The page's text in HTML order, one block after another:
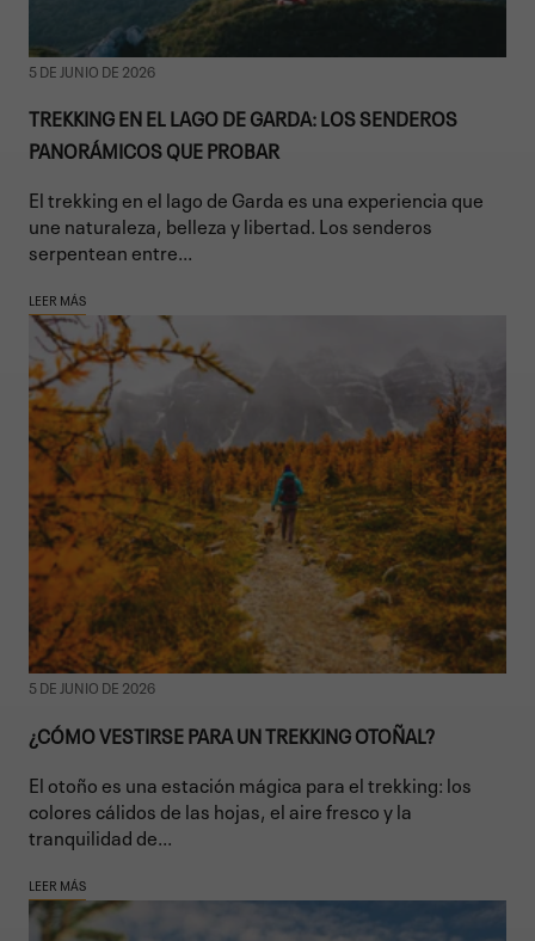
5 DE JUNIO DE 2026
TREKKING EN EL LAGO DE GARDA: LOS SENDEROS
PANORÁMICOS QUE PROBAR
El trekking en el lago de Garda es una experiencia que
une naturaleza, belleza y libertad. Los senderos
serpentean entre...
LEER MÁS
5 DE JUNIO DE 2026
¿CÓMO VESTIRSE PARA UN TREKKING OTOÑAL?
El otoño es una estación mágica para el trekking: los
colores cálidos de las hojas, el aire fresco y la
tranquilidad de...
LEER MÁS